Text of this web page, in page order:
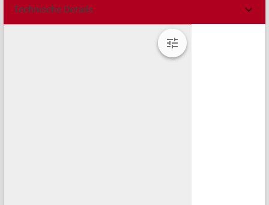
Technische Details